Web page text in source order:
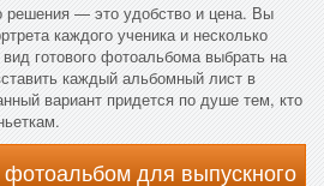
решения — это удобство и цена. Вы
каждого ученика и несколько
готового фотоальбома выбрать на
каждый альбомный лист в
вариант придется по душе тем, кто
для выпускного